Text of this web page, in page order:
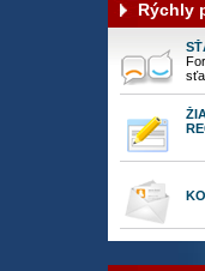
Rýchly